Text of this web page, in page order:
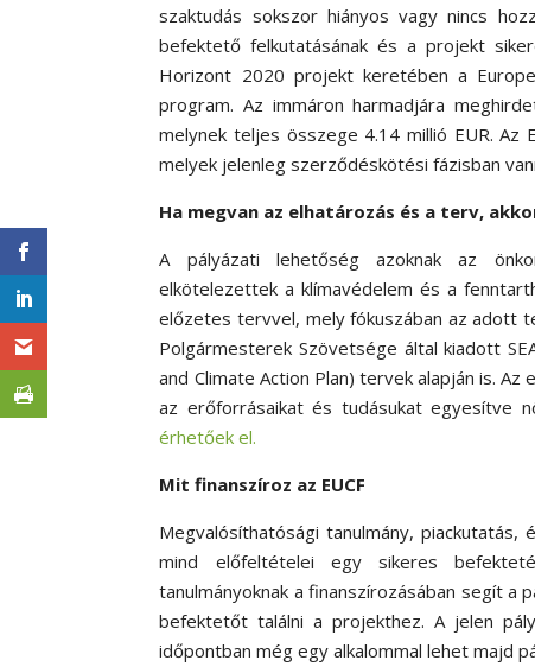
szaktudás sokszor hiányos vagy nincs
befektető felkutatásának és a projekt
Horizont 2020 projekt keretében a
program. Az immáron harmadjára
melynek teljes összege 4.14 millió EUR. Az
melyek jelenleg szerződéskötési fázisban
Ha megvan az elhatározás és a terv,
A pályázati lehetőség azoknak az
elkötelezettek a klímavédelem és a
előzetes tervvel, mely fókuszában az adott
Polgármesterek Szövetsége által kiadott
and Climate Action Plan) tervek alapján is.
az erőforrásaikat és tudásukat egyesítve
érhetőek el.
Mit finanszíroz az EUCF
Megvalósíthatósági tanulmány,
mind előfeltételei egy sikeres
tanulmányoknak a finanszírozásában segít a
befektetőt találni a projekthez. A jelen
időpontban még egy alkalommal lehet majd